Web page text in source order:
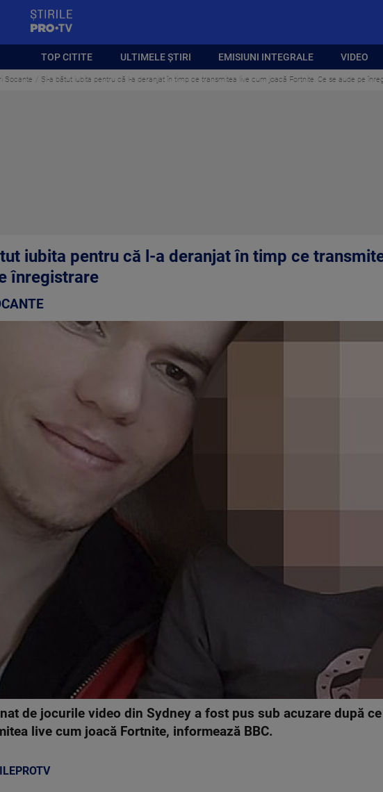
TOP CITITE ULTIMELE ȘTIRI EMISIUNI INTEGRALE VIDEO
Socante Şi-a bătut iubita pentru că l-a deranjat în timp ce transmitea live cum joacă Fortnite. Ce se aude pe
iubita pentru că l-a deranjat în timp ce
înregistrare
de jocurile video din Sydney a fost pus sub acuzare după
live cum joacă Fortnite, informează BBC.